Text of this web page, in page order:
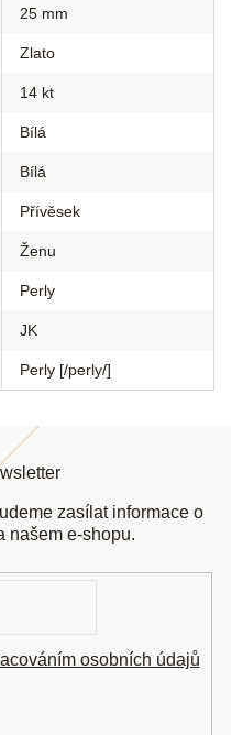
25 mm
Zlato
14 kt
Bílá
Bílá
Přívěsek
Ženu
Perly
JK
Perly [/perly/]
zasílat informace o
našem e-shopu.
osobních údajů